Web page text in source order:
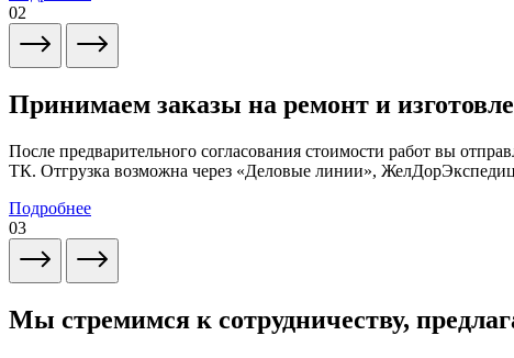
02
Принимаем заказы на ремонт и
После предварительного согласования стоимости работ вы
ТК. Отгрузка возможна через «Деловые линии»,
Подробнее
03
Мы стремимся к сотрудничеству,